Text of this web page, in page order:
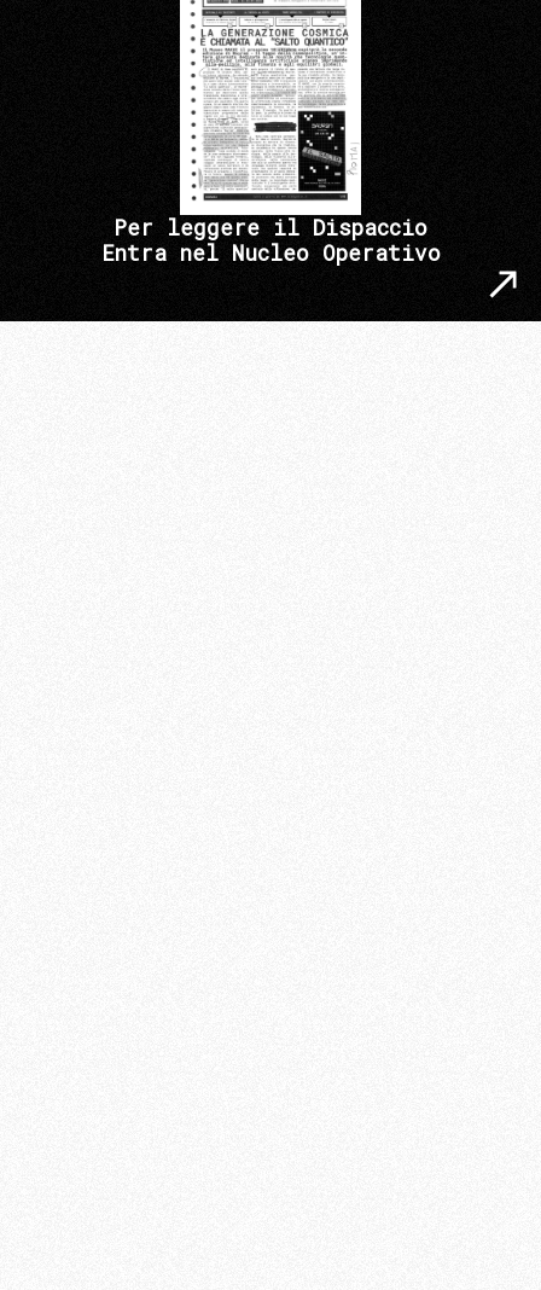
Per leggere il Dispaccio
Entra nel Nucleo Operativo